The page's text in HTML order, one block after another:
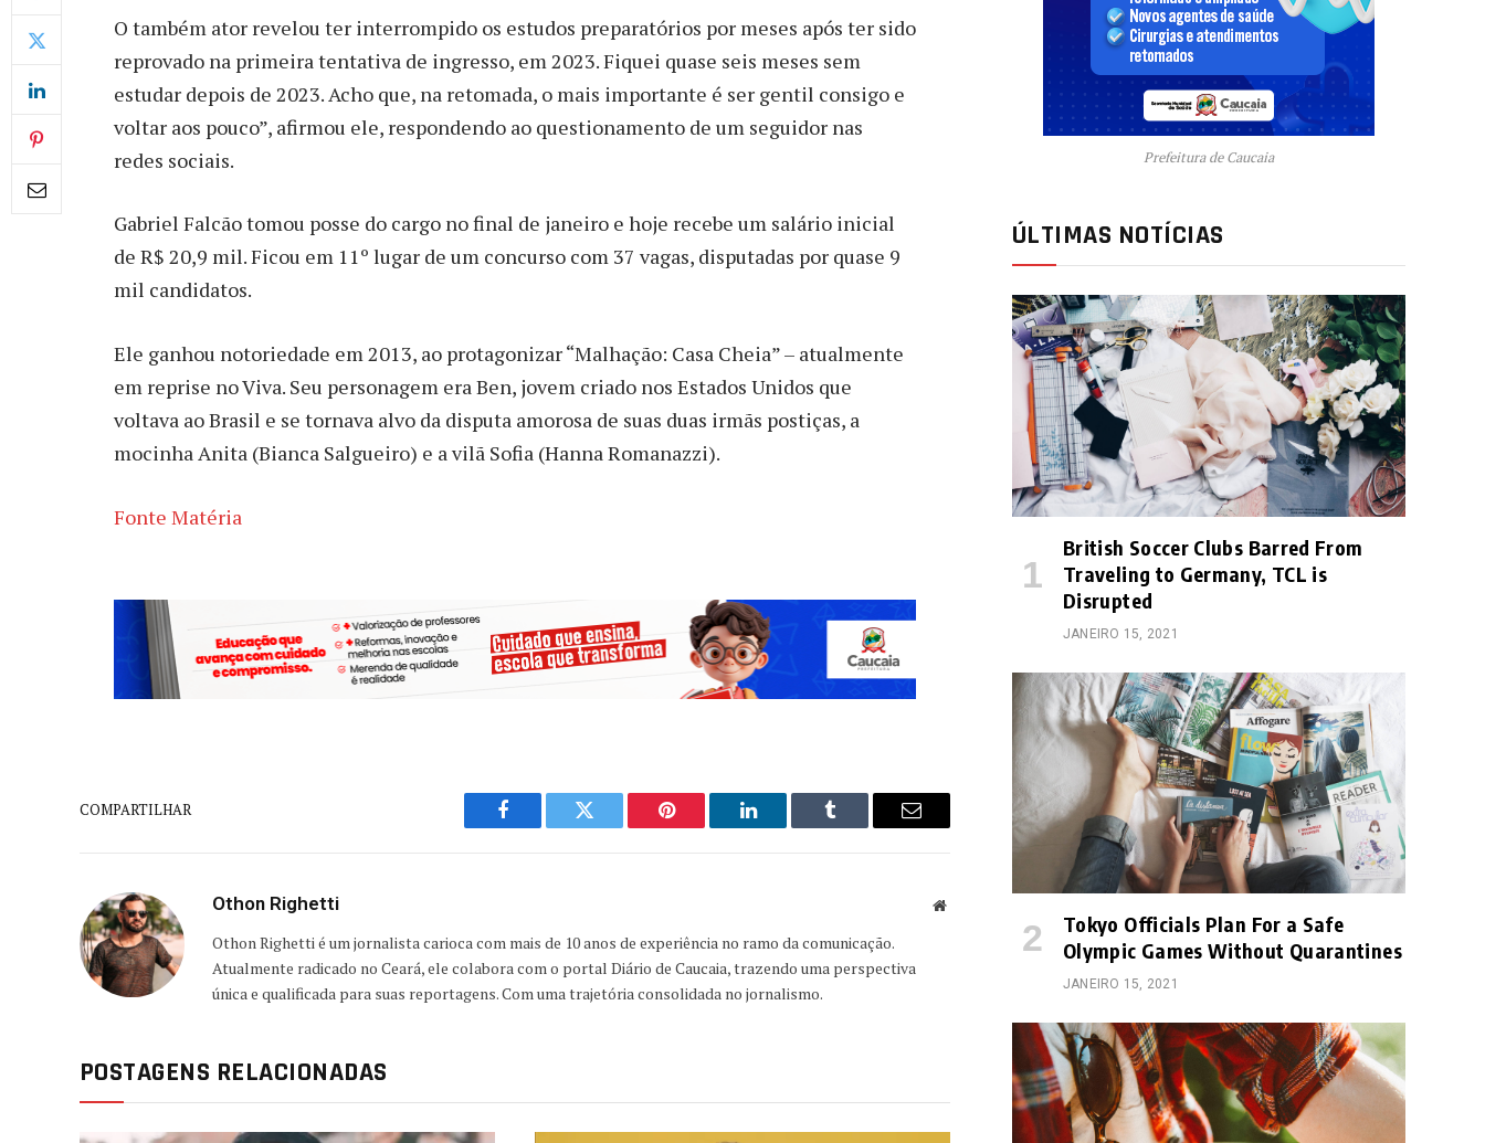
O também ator revelou ter interrompido os estudos preparatórios por meses após ter sido
reprovado na primeira tentativa de ingresso, em 2023. Fiquei quase seis meses sem
estudar depois de 2023. Acho que, na retomada, o mais importante é ser gentil consigo e
voltar aos pouco”, afirmou ele, respondendo ao questionamento de um seguidor nas
redes sociais.
Gabriel Falcão tomou posse do cargo no final de janeiro e hoje recebe um salário inicial
de R$ 20,9 mil. Ficou em 11º lugar de um concurso com 37 vagas, disputadas por quase 9
mil candidatos.
Ele ganhou notoriedade em 2013, ao protagonizar “Malhação: Casa Cheia” – atualmente
em reprise no Viva. Seu personagem era Ben, jovem criado nos Estados Unidos que
voltava ao Brasil e se tornava alvo da disputa amorosa de suas duas irmãs postiças, a
mocinha Anita (Bianca Salgueiro) e a vilã Sofia (Hanna Romanazzi).
Fonte Matéria
COMPARTILHAR
Facebook Twitter Pinterest LinkedIn Tumblr Email
Othon Righetti Website
Othon Righetti é um jornalista carioca com mais de 10 anos de experiência no ramo da comunicação.
Atualmente radicado no Ceará, ele colabora com o portal Diário de Caucaia, trazendo uma perspectiva
única e qualificada para suas reportagens. Com uma trajetória consolidada no jornalismo.
POSTAGENS RELACIONADAS
Prefeitura de Caucaia
ÚLTIMAS NOTÍCIAS
British Soccer Clubs Barred From
Traveling to Germany, TCL is
Disrupted
JANEIRO 15, 2021
Tokyo Officials Plan For a Safe
Olympic Games Without Quarantines
JANEIRO 15, 2021